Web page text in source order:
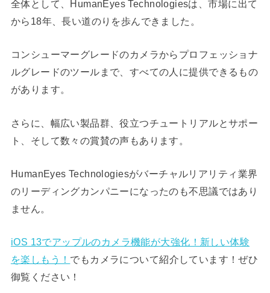
全体として、HumanEyes Technologiesは、市場に出て
から18年、長い道のりを歩んできました。
コンシューマーグレードのカメラからプロフェッショナ
ルグレードのツールまで、すべての人に提供できるもの
があります。
さらに、幅広い製品群、役立つチュートリアルとサポー
ト、そして数々の賞賛の声もあります。
HumanEyes Technologiesがバーチャルリアリティ業界
のリーディングカンパニーになったのも不思議ではあり
ません。
iOS 13でアップルのカメラ機能が大強化！新しい体験
を楽しもう！ でもカメラについて紹介しています！ぜひ
御覧ください！